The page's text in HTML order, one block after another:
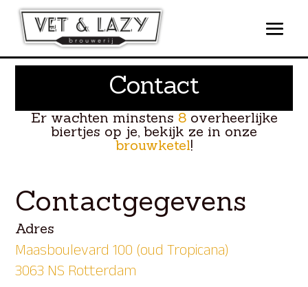
Contact
Er wachten minstens 8overheerlijke
biertjes op je, bekijk ze in onze
brouwketel!
Contactgegevens
Adres
Maasboulevard 100 (oud Tropicana)
3063 NS Rotterdam